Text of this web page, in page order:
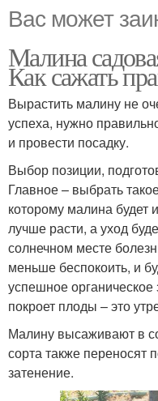
Вас может
Малина
Как сажать
Вырастить малину не
успеха, нужно
и провести посадку.
Выбор позиции,
Главное – выбрать
которому малина будет
лучше расти, а уход
солнечном месте
меньше беспокоить, и
успешное
покроет плоды – это
Малину высаживают в
сорта также переносят
затенение.